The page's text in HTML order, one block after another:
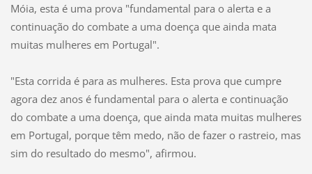
Móia, esta é uma prova "fundamental para o alerta e a
continuação do combate a uma doença que ainda mata
muitas mulheres em Portugal".
"Esta corrida é para as mulheres. Esta prova que cumpre
agora dez anos é fundamental para o alerta e continuação
do combate a uma doença, que ainda mata muitas mulheres
em Portugal, porque têm medo, não de fazer o rastreio, mas
sim do resultado do mesmo", afirmou.